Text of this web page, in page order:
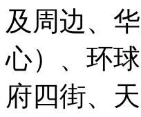
及周边、
心）、环
府四街、